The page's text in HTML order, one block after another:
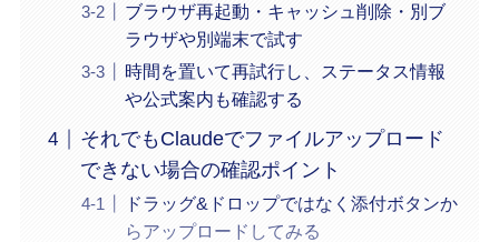
ブラウザ再起動・キャッシュ削除・別ブ
ラウザや別端末で試す
時間を置いて再試行し、ステータス情報
や公式案内も確認する
それでもClaudeでファイルアップロード
できない場合の確認ポイント
ドラッグ&ドロップではなく添付ボタンか
らアップロードしてみる